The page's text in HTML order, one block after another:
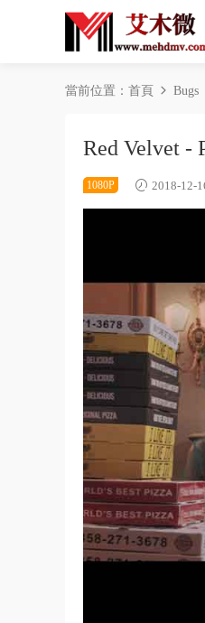
當前位置： 首頁 Bugs
Red Velvet -
1080P 2018-12-